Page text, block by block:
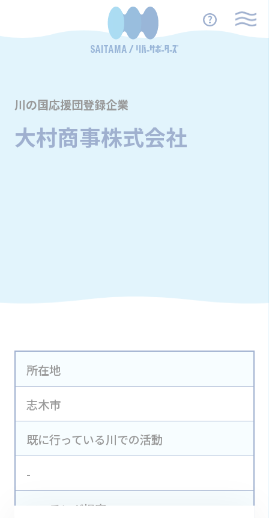
川の国応援団登録企業
大村商事株式会社
所在地
志木市
既に行っている川での活動
-
マッチング提案